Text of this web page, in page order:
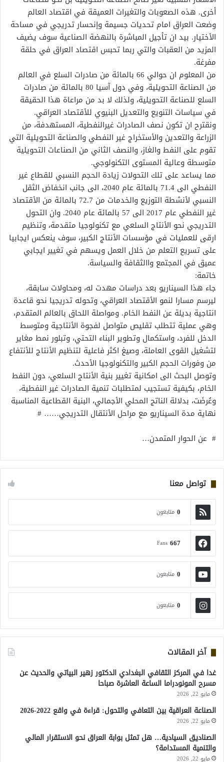
أخرى. هذه الصعوبات والتغيرات العميقة في اقتصاد العالم
وضعت العراق امام تحديات جسيمة وإنحسار تدريجي في مساحة
الأختيار. بيد ان تأجيل المباشرة بالنهضة الصناعية سوف يضيف
المزيد من العقبات والتي ربما تحبس اقتصاد العراق في حلقة
مفرغة.
من المعلوم ان حوالي 66 بالمائة من صادرات السلع في العالم
من الصناعة التحويلية، وفي دول آسيا 80 بالمائة من صادرات
السلع للصناعة التحويلية، ولذلك لا بد من مراعاة هذا الحقيقة
في سياسات التنويع والتعديل البنيوي للأقتصاد العراقي.
ونقترح ان تكون نصف الصادرات غيرالنفطية، المستهدفة، من
الزراعة والتعدين والأستخراج غير النفطي والصناعة التحويلية التي
تقوم على النفط والغاز، والنصف الثاني من الصناعات التحويلية
متوسطة وعالية المستوى التكنولوجي.
مما يساعد على تلك التحولات زيادة الحجم النسبي للقطاع غير
النفطي الى 71.4 بالمائة عام 2040، الى جانب انخفاض الثقل
النسبي لأنشطة التوزيع والخدمات من 72.7 بالمائة من الأقتصاد
غير النفطي عام 2017 الى 57 بالمائة عام 2040. وان التحول
التدريجي نحو الأنتاج السلعي مع تكنولوجيا متقدمة، وتنظيم
ارقى للعمليات في مؤسسات الأنتاج الكبير، سوف ينعكس ايجابيا
على تسريع التعلم من خلال العمل ويسهم في تغيير ايجابي
عميق في المجتمع واالثقافة والسياسة.
خاتمة:
جاء هذا السيناريو بعد دراسات مهدت له، ومحاولات سابقة،
ليرسم مسارا لنمو الأقتصاد العراقي، وتحوله تدريجيا نحو قاعدة
انتاجية بديلة عن النفط الخام. ومواصلة اللحاق بالعالم المتقدم،
وهي عملية تتطلب تقليص متواصل لفجوة الأنتاجية ومتوسط
الدخل للفرد، واستكمال وتطوير البناء التحتي، وتبلور نمط مغاير
لتشغيل القوى العاملة، وصيغ اكثر فاعلية لتنظيم الأنتاج للأنتفاع
من وفورات الحجم الكبير والتكنولوجيا الأحدث.
وتوصل البحث الى امكانية تغيير بنية الأنتاج السلعي، دون النفط
الخام، بكيفية تستجيب لمتطلبات تنمية الصادرات غير النفطية،
وعُرضَت، بدلالة الناتج المحلي الأجمالي، البنية القطاعية المناسبة
نهاية مدة السيناريو مع مراحل الأنتقال التدريجي…… #
# عن الحوار المتمدن…
تواصل معنا
0 متابعون
667
Fans
0 متابعون
0 متابعون
آخر المقالات
غدا في المركز الثقافي البغدادي الدكتور زهير البياتي والحديث عن
مسرح المونودراما الساعة العاشرة صباحا
مايو 22, 2026
الصناعة العراقية بين التعافي والتحول: قراءة في واقع 2022-2026
مايو 22, 2026
الصناديق السيادية… هل تمثل بوابة العراق نحو الاستقرار المالي
والتنمية المستدامة؟
مايو 22, 2026